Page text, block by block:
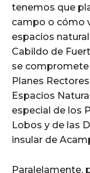
tenemos que
campo o cómo
espacios
Cabildo de
se compromete
Planes
Espacios
especial de los
Lobos y de las
insular de
Paralelamente,